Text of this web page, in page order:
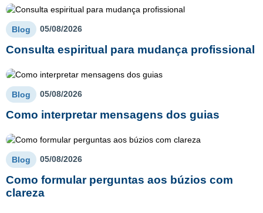
Blog 05/08/2026
Consulta espiritual para mudança profissional
Blog 05/08/2026
Como interpretar mensagens dos guias
Blog 05/08/2026
Como formular perguntas aos búzios com
clareza